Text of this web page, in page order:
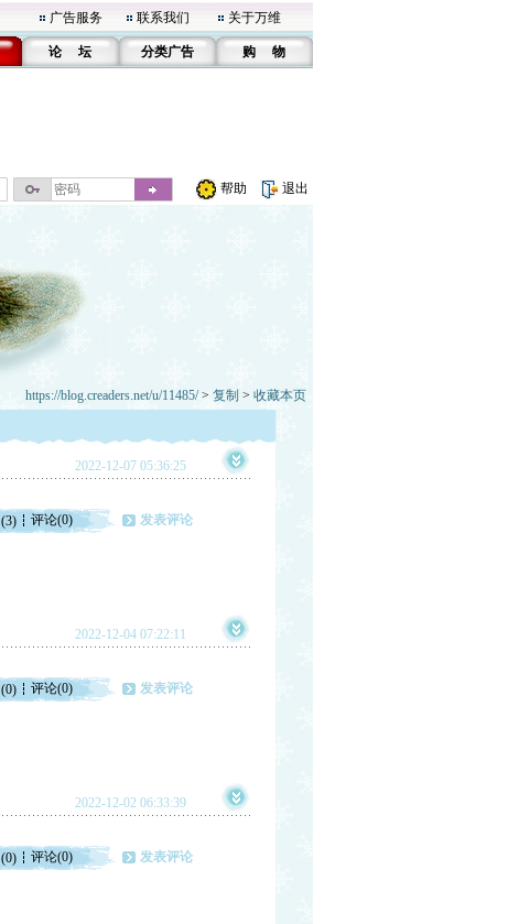
广告服务 联系我们 关于万维
论 坛 分类广告 购 物
帮助 退出
https://blog.creaders.net/u/11485/> 复制 > 收藏本页
2022-12-07 05:36:25
(3) 评论(0) 发表评论
2022-12-04 07:22:11
(0) 评论(0) 发表评论
2022-12-02 06:33:39
(0) 评论(0) 发表评论